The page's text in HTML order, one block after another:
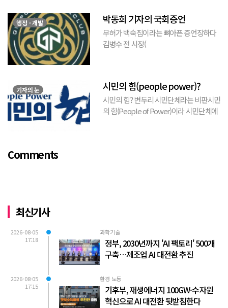
이 하...
행정 · 개발 박동희 기자의 국회증언
무허가 백숙집이라는 뼈아픈 증언장하다
김병수 전 시장(
로축구 2부리그에 대해...
기자의 눈 시민의 힘(people power)?
시민의 힘? 변두리 시민단체라는 비판시민
의 힘(People of Power)이라 시민단체에
Comments
최신기사
2026-08-05
17:18
과학기술
정부, 2030년까지 'AI 팩토리' 500개
구축…제조업 AI 대전환 추진
2026-08-05
17:15
환경 노동
기후부, 재생에너지 100GW·수자원
혁신으로 AI 대전환 뒷받침한다